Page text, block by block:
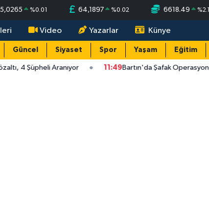
%0.01 64,1897 %0.02 6618.49 %
Video Yazarlar Künye
Güncel Siyaset Spor Yaşam Eğitim
4 Şüpheli Aranıyor 11:49Bartın'da Şafak